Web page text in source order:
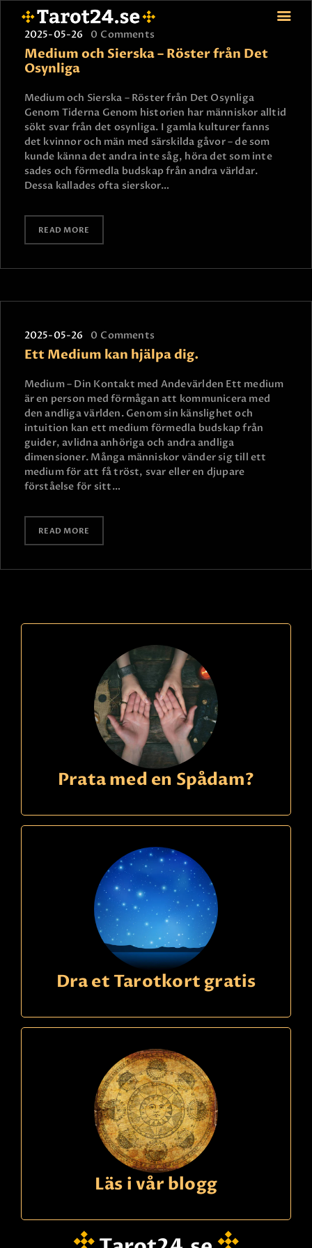
HEM
ASTROLOGI
STJÄRNTECKEN
TAROT
SPÅDAM-SIERSKA
JOBBA SOM SPÅDAM
BETALNING
2025-05-26 0 Comments
Medium och Sierska – Röster från Det
Osynliga
Medium och Sierska – Röster från Det Osynliga
Genom Tiderna Genom historien har människor alltid
sökt svar från det osynliga. I gamla kulturer fanns
det kvinnor och män med särskilda gåvor – de som
kunde känna det andra inte såg, höra det som inte
sades och förmedla budskap från andra världar.
Dessa kallades ofta sierskor…
READ MORE
2025-05-26 0 Comments
Ett Medium kan hjälpa dig.
Medium – Din Kontakt med Andevärlden Ett medium
är en person med förmågan att kommunicera med
den andliga världen. Genom sin känslighet och
intuition kan ett medium förmedla budskap från
guider, avlidna anhöriga och andra andliga
dimensioner. Många människor vänder sig till ett
medium för att få tröst, svar eller en djupare
förståelse för sitt…
READ MORE
Prata med en Spådam?
Dra et Tarotkort gratis
Läs i vår blogg